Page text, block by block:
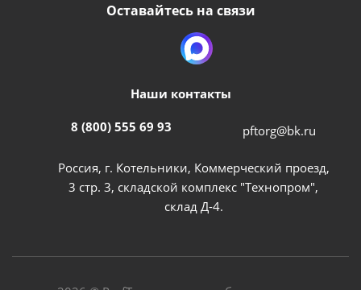
Оставайтесь на связи
Наши контакты
8 (800) 555 69 93 pftorg@bk.ru
Россия, г. Котельники, Коммерческий проезд,
3 стр. 3, складской комплекс "Технопром",
склад Д-4.